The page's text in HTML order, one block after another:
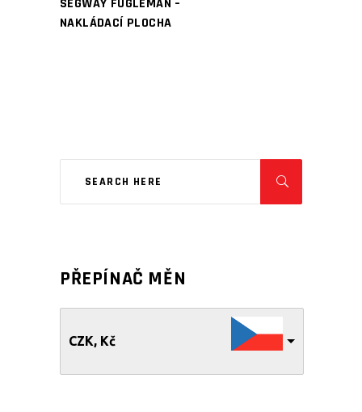
SEGWAY FUGLEMAN –
NAKLÁDACÍ PLOCHA
PŘEPÍNAČ MĚN
CZK, Kč